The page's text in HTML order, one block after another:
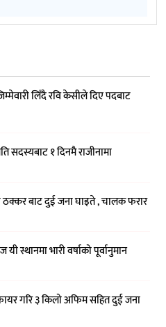
लिँदै रवि केसीले दिए पदबाट
सदस्यबाट १ दिनमै राजीनामा
ठक्कर बाट दुई जना घाइते , चालक फरार
स्थानमा भारी वर्षाको पूर्वानुमान
गरि ३ किलो अफिम सहित दुई जना